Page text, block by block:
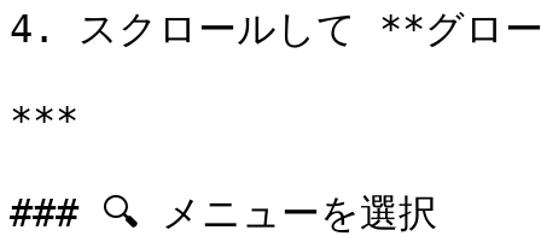
4. スクロールして **グロ
***
### 🔍 メニューを選択